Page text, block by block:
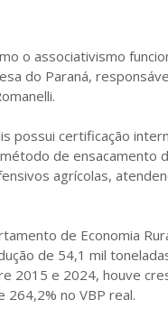
o associativismo
do Paraná,
possui certificação
de ensacamento
agrícolas,
de Economia
de 54,1 mil
2015 e 2024, houve
264,2% no VBP real.